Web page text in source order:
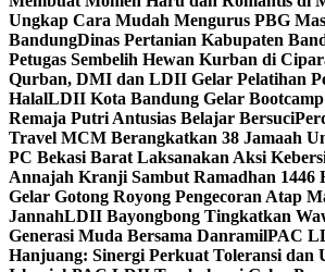
Ungkap Cara Mudah Mengurus PBG
BandungDinas Pertanian Kabupaten
Petugas Sembelih Hewan Kurban di
Qurban, DMI dan LDII Gelar Pelatihan
HalalLDII Kota Bandung Gelar
Remaja Putri Antusias Belajar Bersuci
Travel MCM Berangkatkan 38 Jamaah
PC Bekasi Barat Laksanakan Aksi
Annajah Kranji Sambut Ramadhan 1446
Gelar Gotong Royong Pengecoran Atap
JannahLDII Bayongbong Tingkatkan
Generasi Muda Bersama DanramilPAC
Hanjuang: Sinergi Perkuat Toleransi dan